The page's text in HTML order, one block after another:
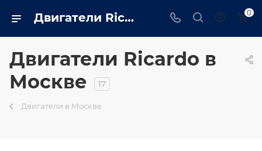
Двигатели Ricardo от официального дилера в Москве 0
Двигатели Ricardo в
Москве
17
Двигатели в Москве